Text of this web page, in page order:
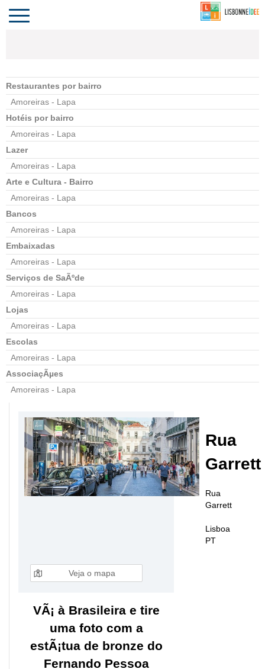
PORTUGAL
Toggle
navigation
Restaurantes por bairro
Amoreiras - Lapa
Hotéis por bairro
Amoreiras - Lapa
Lazer
Amoreiras - Lapa
Arte e Cultura - Bairro
Amoreiras - Lapa
Bancos
Amoreiras - Lapa
Embaixadas
Amoreiras - Lapa
Serviços de SaÃºde
Amoreiras - Lapa
Lojas
Amoreiras - Lapa
Escolas
Amoreiras - Lapa
AssociaçÃµes
Amoreiras - Lapa
Rua
Garrett
Rua
Garrett
Lisboa
PT
Veja o mapa
VÃ¡ à Brasileira e tire
uma foto com a
estÃ¡tua de bronze do
Fernando Pessoa